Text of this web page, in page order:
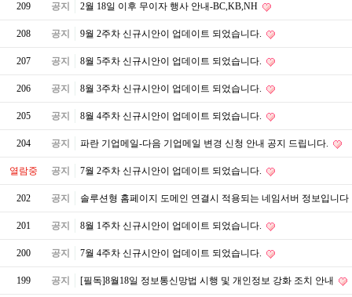
209 공지 2월 18일 이후 무이자 행사 안내-BC,KB,NH
208 공지 9월 2주차 신규시안이 업데이트 되었습니다.
207 공지 8월 5주차 신규시안이 업데이트 되었습니다.
206 공지 8월 3주차 신규시안이 업데이트 되었습니다.
205 공지 8월 4주차 신규시안이 업데이트 되었습니다.
204 공지 파란 기업메일-다음 기업메일 변경 신청 안내 공지 드립니다.
열람중 공지 7월 2주차 신규시안이 업데이트 되었습니다.
202 공지 솔루션형 홈페이지 도메인 연결시 적용되는 네임서버 정보입니다
201 공지 8월 1주차 신규시안이 업데이트 되었습니다.
200 공지 7월 4주차 신규시안이 업데이트 되었습니다.
199 공지 [필독]8월18일 정보통신망법 시행 및 개인정보 강화 조치 안내